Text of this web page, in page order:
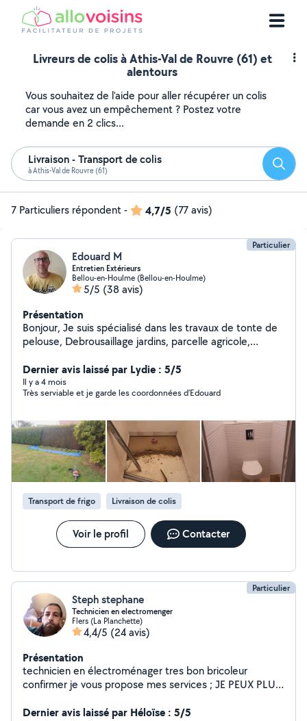
Livreurs de colis à Athis-Val de Rouvre (61) et
alentours
Vous souhaitez de l'aide pour aller récupérer un colis
car vous avez un empêchement ? Postez votre
demande en 2 clics...
Livraison - Transport de colis
à Athis-Val de Rouvre (61)
7 Particuliers répondent- 4,7/5 (77 avis)
Particulier
Edouard M
Entretien Extérieurs
Bellou-en-Houlme (Bellou-en-Houlme)
5/5 (38 avis)
Présentation
Bonjour, Je suis spécialisé dans les travaux de tonte de
pelouse, Debrousaillage jardins, parcelle agricole,
abattage, bois de chauffage. Tous travaux entretien
extérieurs. J'ai le matériel Adéquat. Je suis sérieux et
consciencieux. Cordialement
Dernier avis laissé par Lydie : 5/5
Il y a 4 mois
Très serviable et je garde les coordonnées d’Edouard
Transport de frigo Livraison de colis
Voir le profil Contacter
Particulier
Steph stephane
Technicien en electromenger
Flers (La Planchette)
4,4/5 (24 avis)
Présentation
technicien en électroménager tres bon bricoleur
confirmer je vous propose mes services ; JE PEUX PLUS
Osix 7dineuf qarantesix o738
Dernier avis laissé par Héloïse : 5/5